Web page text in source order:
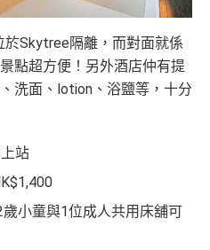
Skytree隔離，而對面就係
點超方便！另外酒店仲有提
洗面、lotion、浴鹽等，十分
站
小童與1位成人共用床舖可